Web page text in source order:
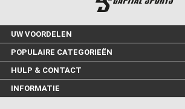
UW VOORDELEN
POPULAIRE CATEGORIEËN
HULP & CONTACT
INFORMATIE